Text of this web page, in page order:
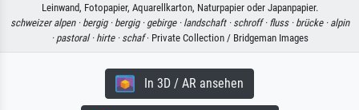
Leinwand, Fotopapier, Aquarellkarton, Naturpapier oder Japanpapier.
schweizer alpen · bergig · bergig · gebirge · landschaft · schroff · fluss · brücke · alpin
· pastoral · hirte · schaf· Private Collection / Bridgeman Images
In 3D / AR ansehen